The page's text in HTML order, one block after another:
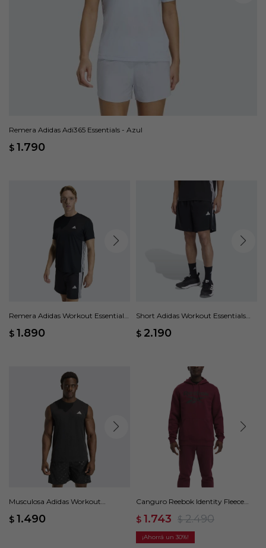
Remera Adidas Adi365 Essentials - Azul
$ 1.790
Remera Adidas Workout Essentials
$ 1.890
Short Adidas Workout Essentials
$ 2.190
Musculosa Adidas Workout
$ 1.490
Canguro Reebok Identity Fleece
$ 1.743 $ 2.490
30